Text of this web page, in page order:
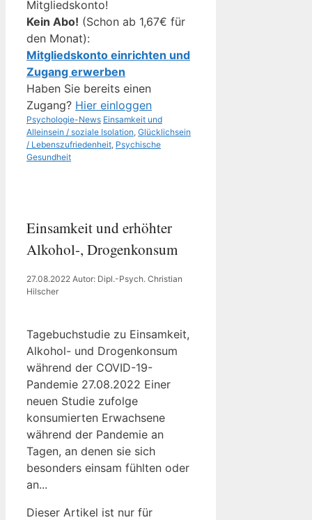
Mitgliedskonto!
Kein Abo! (Schon ab 1,67€ für
den Monat):
Mitgliedskonto einrichten und
Zugang erwerben
Haben Sie bereits einen
Zugang? Hier einloggen
Kategorien
Psychologie-News Schlagwörter
Einsamkeit und
Alleinsein / soziale Isolation Glücklichsein
/ Lebenszufriedenheit Psychische
Gesundheit
Einsamkeit und erhöhter
Alkohol-, Drogenkonsum
27.08.2022 Autor: Dipl.-Psych. Christian
Hilscher
Tagebuchstudie zu Einsamkeit,
Alkohol- und Drogenkonsum
während der COVID-19-
Pandemie 27.08.2022 Einer
neuen Studie zufolge
konsumierten Erwachsene
während der Pandemie an
Tagen, an denen sie sich
besonders einsam fühlten oder
an...
Dieser Artikel ist nur für